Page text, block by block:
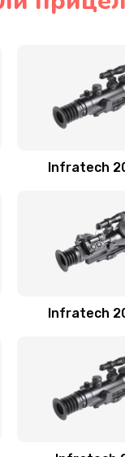
Infratech
Infratech